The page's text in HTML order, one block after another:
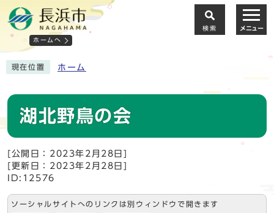
ホームへ
検索 メニュー
現在位置 ホーム
湖北野鳥の会
[公開日：2023年2月28日]
[更新日：2023年2月28日]
ID:12576
ソーシャルサイトへのリンクは別ウィンドウで開きます